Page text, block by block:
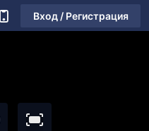
Вход / Регистрация